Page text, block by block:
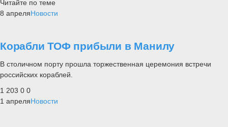
Читайте по теме
8 апреляНовости
Корабли ТОФ прибыли в Манилу
В столичном порту прошла торжественная церемония встречи
российских кораблей.
1 203 0 0
1 апреляНовости